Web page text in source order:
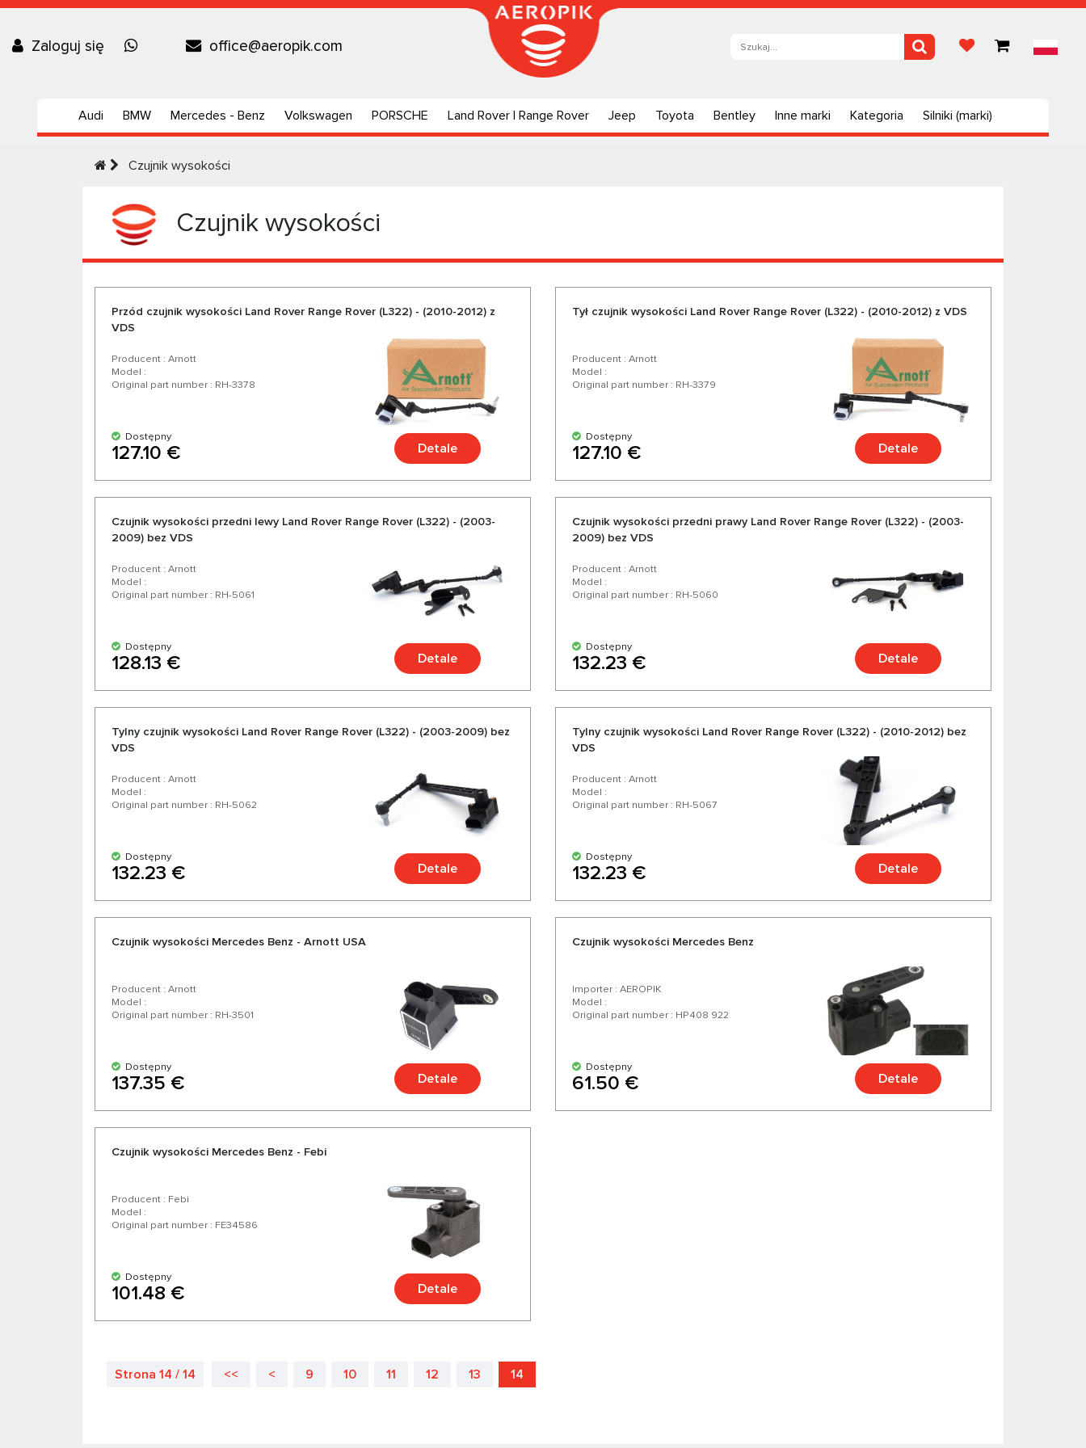
Zaloguj się office@aeropik.com
Audi BMW Mercedes - Benz Volkswagen PORSCHE Land Rover | Range Rover Jeep Toyota Bentley Inne marki Kategoria Silniki (marki)
Czujnik wysokości
Czujnik wysokości
Przód czujnik wysokości Land Rover Range Rover (L322) - (2010-2012) z
VDS
Producent : Arnott
Model :
Original part number : RH-3378
Dostępny
127.10 € Detale
Tył czujnik wysokości Land Rover Range Rover (L322) - (2010-2012) z VDS
Producent : Arnott
Model :
Original part number : RH-3379
Dostępny
127.10 € Detale
Czujnik wysokości przedni lewy Land Rover Range Rover (L322) - (2003-
2009) bez VDS
Producent : Arnott
Model :
Original part number : RH-5061
Dostępny
128.13 € Detale
Czujnik wysokości przedni prawy Land Rover Range Rover (L322) - (2003-
2009) bez VDS
Producent : Arnott
Model :
Original part number : RH-5060
Dostępny
132.23 € Detale
Tylny czujnik wysokości Land Rover Range Rover (L322) - (2003-2009) bez
VDS
Producent : Arnott
Model :
Original part number : RH-5062
Dostępny
132.23 € Detale
Tylny czujnik wysokości Land Rover Range Rover (L322) - (2010-2012) bez
VDS
Producent : Arnott
Model :
Original part number : RH-5067
Dostępny
132.23 € Detale
Czujnik wysokości Mercedes Benz - Arnott USA
Producent : Arnott
Model :
Original part number : RH-3501
Dostępny
137.35 € Detale
Czujnik wysokości Mercedes Benz
Importer : AEROPIK
Model :
Original part number : HP408 922
Dostępny
61.50 € Detale
Czujnik wysokości Mercedes Benz - Febi
Producent : Febi
Model :
Original part number : FE34586
Dostępny
101.48 € Detale
Strona 14 / 14 << < 9 10 11 12 13 14